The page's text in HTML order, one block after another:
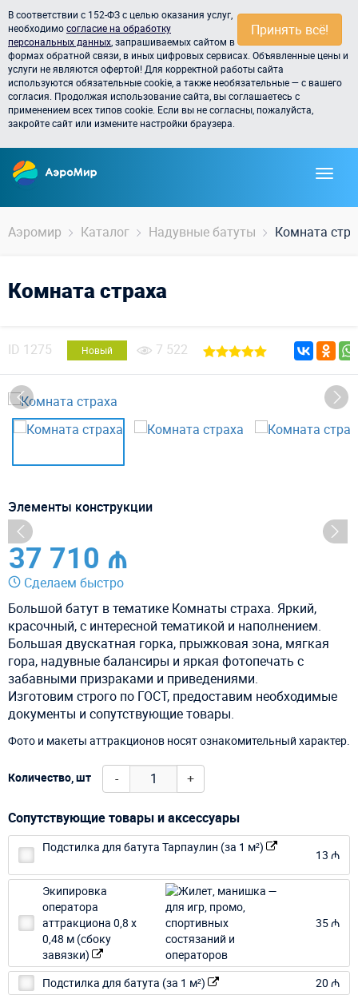
Принять всё!
В соответствии с 152-ФЗ с целью оказания услуг,
необходимосогласие на обработку
персональных данных , запрашиваемых сайтом в
формах обратной связи, в иных цифровых сервисах. Объявленные цены и
услуги не являются офертой! Для корректной работы сайта
используются обязательные cookie, а также необязательные — с вашего
согласия. Продолжая использование сайта, вы соглашаетесь с
применением всех типов cookie. Если вы не согласны, пожалуйста,
закройте сайт или измените настройки браузера.
Аэромир Каталог Надувные батуты Комната
Комната страха
ID 1275 Новый 7 522
Элементы конструкции
37 710 ₼
Сделаем быстро
Большой батут в тематике Комнаты страха. Яркий,
красочный, с интересной тематикой и наполнением.
Большая двускатная горка, прыжковая зона, мягкая
гора, надувные балансиры и яркая фотопечать с
забавными призраками и приведениями.
Изготовим строго по ГОСТ, предоставим необходимые
документы и сопутствующие товары.
Фото и макеты аттракционов носят ознакомительный характер.
Количество, шт - +
Сопутствующие товары и аксессуары
Подстилка для батута Тарпаулин (за 1 м²)
13 ₼
Экипировка
оператора
аттракциона 0,8 х
0,48 м (сбоку
завязки)
35 ₼
Подстилка для батута (за 1 м²)
20 ₼